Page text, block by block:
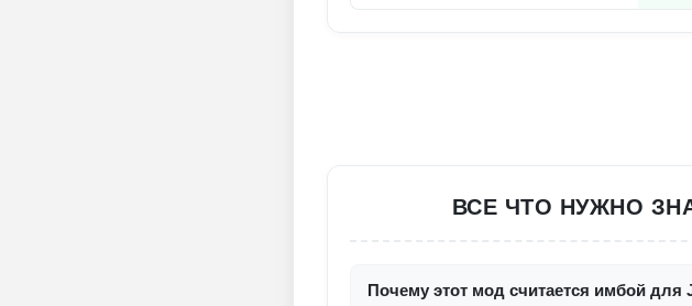
ВСЕ ЧТО НУЖНО
Почему этот мод считается имбой для